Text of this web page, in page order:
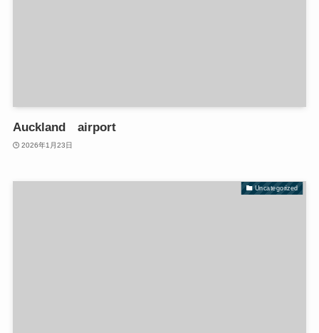
Auckland airport
2026年1月23日
Uncategorized